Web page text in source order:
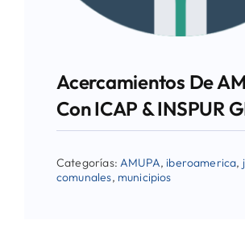
Acercamientos De
Con ICAP & INSPUR
Categorías:AMUPA, iberoamerica,
comunales, municipios